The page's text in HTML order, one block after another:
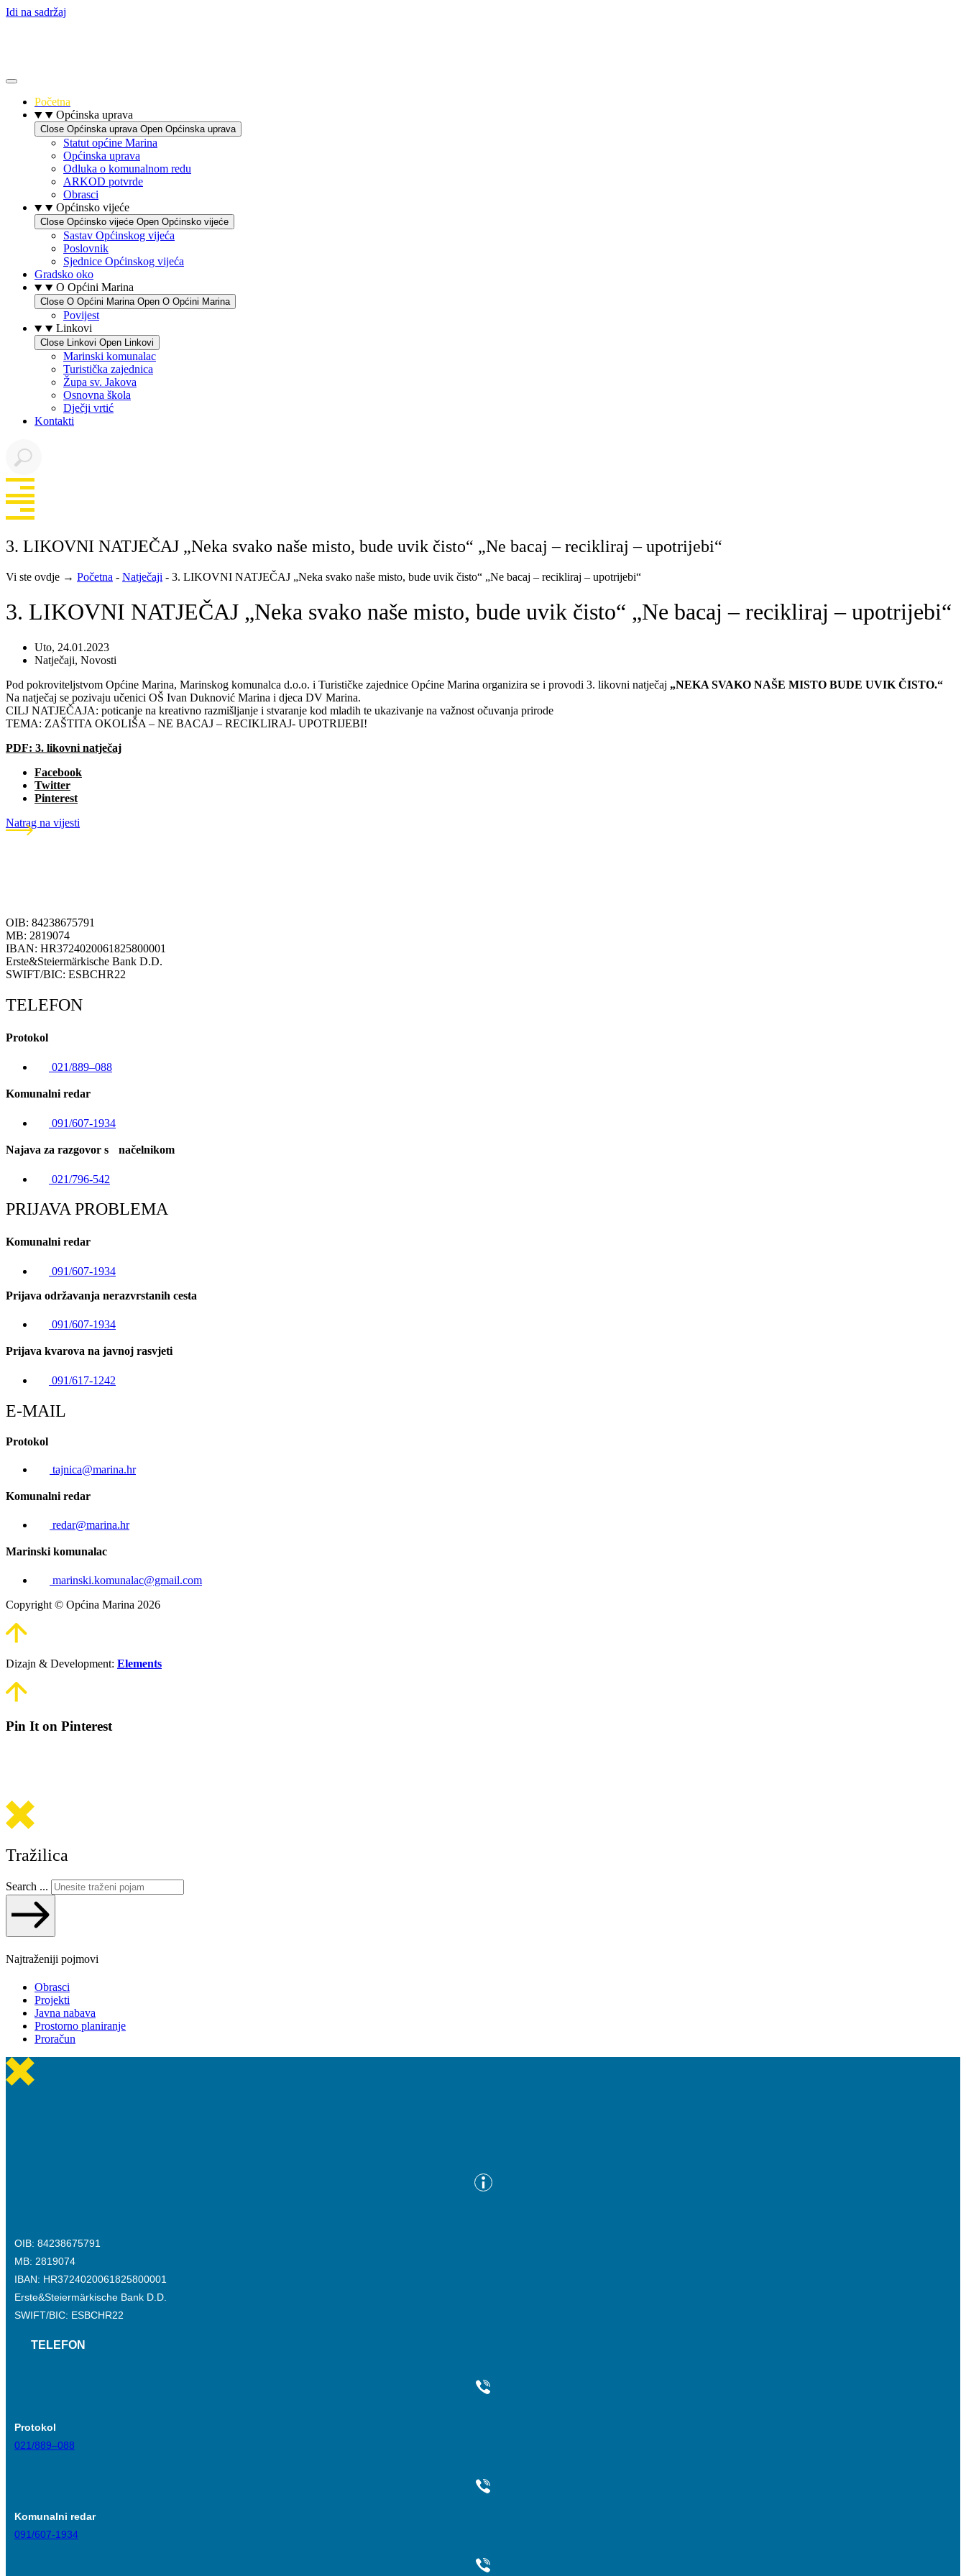
Idi na sadržaj
Početna
Općinska uprava
Close Općinska uprava Open Općinska uprava
Statut općine Marina
Općinska uprava
Odluka o komunalnom redu
ARKOD potvrde
Obrasci
Općinsko vijeće
Close Općinsko vijeće Open Općinsko vijeće
Sastav Općinskog vijeća
Poslovnik
Sjednice Općinskog vijeća
Gradsko oko
O Općini Marina
Close O Općini Marina Open O Općini Marina
Povijest
Linkovi
Close Linkovi Open Linkovi
Marinski komunalac
Turistička zajednica
Župa sv. Jakova
Osnovna škola
Dječji vrtić
Kontakti
3. LIKOVNI NATJEČAJ „Neka svako naše misto, bude uvik čisto“ „Ne bacaj – recikliraj – upotrijebi“
Vi ste ovdje → Početna - Natječaji - 3. LIKOVNI NATJEČAJ „Neka svako naše misto, bude uvik čisto“ „Ne bacaj – recikliraj – upotrijebi“
3. LIKOVNI NATJEČAJ „Neka svako naše misto, bude uvik čisto“ „Ne bacaj – recikliraj – upotrijebi“
Uto, 24.01.2023
Natječaji, Novosti
Pod pokroviteljstvom Općine Marina, Marinskog komunalca d.o.o. i Turističke zajednice Općine Marina organizira se i provodi 3. likovni natječaj „NEKA SVAKO NAŠE MISTO BUDE UVIK ČISTO.“
Na natječaj se pozivaju učenici OŠ Ivan Duknović Marina i djeca DV Marina.
CILJ NATJEČAJA: poticanje na kreativno razmišljanje i stvaranje kod mladih te ukazivanje na važnost očuvanja prirode
TEMA: ZAŠTITA OKOLIŠA – NE BACAJ – RECIKLIRAJ- UPOTRIJEBI!
PDF: 3. likovni natječaj
Facebook
Twitter
Pinterest
Natrag na vijesti
OIB: 84238675791
MB: 2819074
IBAN: HR3724020061825800001
Erste&Steiermärkische Bank D.D.
SWIFT/BIC: ESBCHR22
TELEFON
Protokol
021/889–088
Komunalni redar
091/607-1934
Najava za razgovor s načelnikom
021/796-542
PRIJAVA PROBLEMA
Komunalni redar
091/607-1934
Prijava održavanja nerazvrstanih cesta
091/607-1934
Prijava kvarova na javnoj rasvjeti
091/617-1242
E-MAIL
Protokol
tajnica@marina.hr
Komunalni redar
redar@marina.hr
Marinski komunalac
marinski.komunalac@gmail.com
Copyright © Općina Marina 2026
Dizajn & Development: Elements
Pin It on Pinterest
Tražilica
Search ...
Najtraženiji pojmovi
Obrasci
Projekti
Javna nabava
Prostorno planiranje
Proračun
OIB: 84238675791
MB: 2819074
IBAN: HR3724020061825800001
Erste&Steiermärkische Bank D.D.
SWIFT/BIC: ESBCHR22
TELEFON
Protokol
021/889–088
Komunalni redar
091/607-1934